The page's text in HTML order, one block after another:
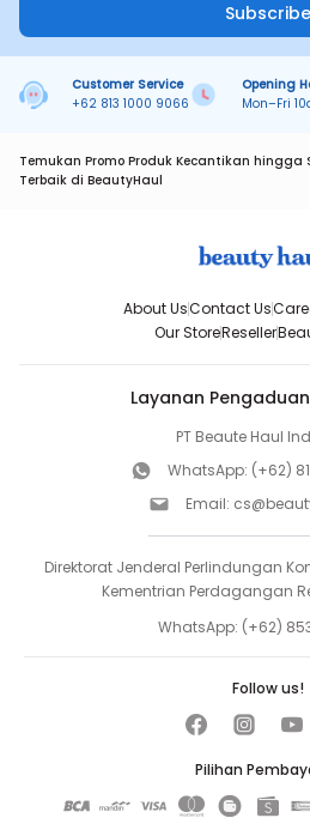
Subscribe
Customer Service
+62 813 1000 9066
Opening
Mon–Fri
Temukan Promo Produk Kecantikan hingga
Terbaik di BeautyHaul
About UsContact Us
Our StoreReseller
Layanan
PT Beaute Haul
WhatsApp: (+62)
Email:
Direktorat Jenderal Perlindungan
Kementrian Perdagangan
WhatsApp: (+62)
Pilihan
Follow us!